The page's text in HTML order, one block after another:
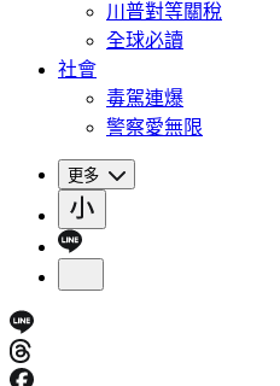
川普對等關稅
全球必讀
社會
毒駕連爆
警察愛無限
更多